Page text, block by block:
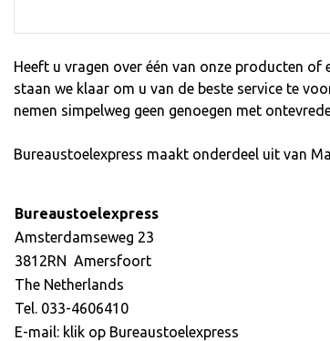
Heeft u vragen over één van onze producten of
staan we klaar om u van de beste service te
nemen simpelweg geen genoegen met
Bureaustoelexpress maakt onderdeel uit van
Bureaustoelexpress
Amsterdamseweg 23
3812RN Amersfoort
The Netherlands
Tel. 033-4606410
E-mail: klik op Bureaustoelexpress